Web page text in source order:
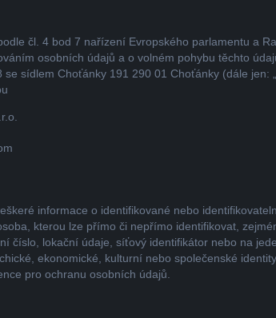
čl. 4 bod 7 nařízení Evropského parlamentu a
osobních údajů a o volném pohybu těchto
se sídlem Choťánky 191 290 01 Choťánky (dále jen: „
informace o identifikované nebo
kterou lze přímo či nepřímo identifikovat,
číslo, lokační údaje, síťový identifikátor nebo na
ekonomické, kulturní nebo společenské
pro ochranu osobních údajů.